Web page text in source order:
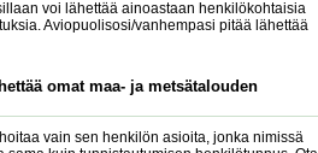
voi lähettää ainoastaan henkilökohtaisia
Aviopuolisosi/vanhempasi pitää lähettää
omat maa- ja metsätalouden
vain sen henkilön asioita, jonka nimissä